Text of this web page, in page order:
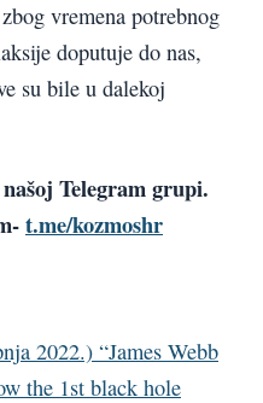
vremena potrebnog
doputuje do nas,
su bile u dalekoj
Telegram grupi.
t.me/kozmoshr
2022.) “James Webb
the 1st black hole